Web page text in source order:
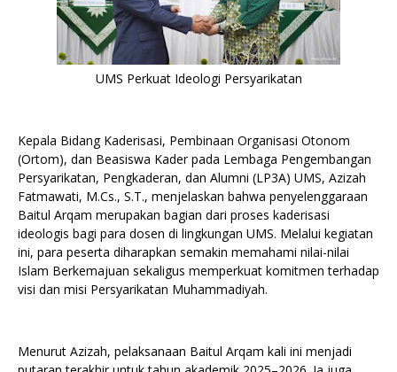
UMS Perkuat Ideologi Persyarikatan
Kepala Bidang Kaderisasi, Pembinaan Organisasi Otonom
(Ortom), dan Beasiswa Kader pada Lembaga Pengembangan
Persyarikatan, Pengkaderan, dan Alumni (LP3A) UMS, Azizah
Fatmawati, M.Cs., S.T., menjelaskan bahwa penyelenggaraan
Baitul Arqam merupakan bagian dari proses kaderisasi
ideologis bagi para dosen di lingkungan UMS. Melalui kegiatan
ini, para peserta diharapkan semakin memahami nilai-nilai
Islam Berkemajuan sekaligus memperkuat komitmen terhadap
visi dan misi Persyarikatan Muhammadiyah.
Menurut Azizah, pelaksanaan Baitul Arqam kali ini menjadi